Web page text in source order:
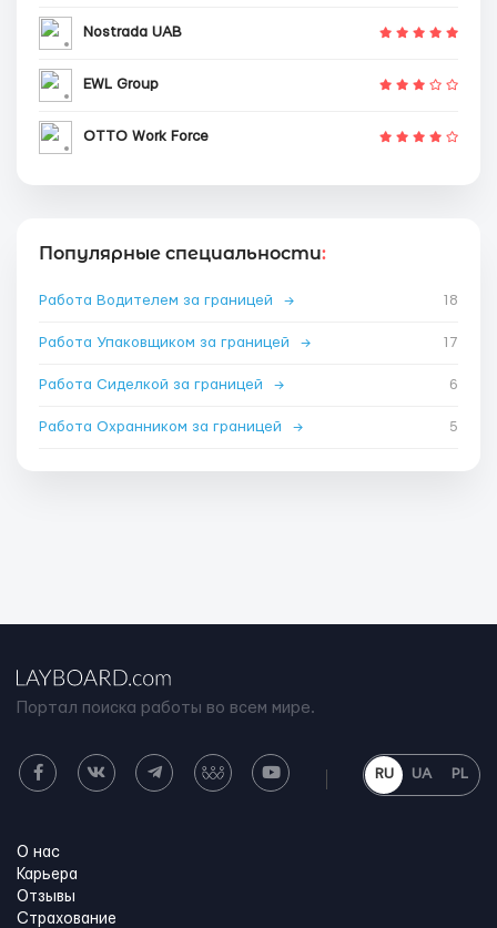
Nostrada UAB
EWL Group
OTTO Work Force
Популярные специальности:
Работа Водителем за границей → 18
Работа Упаковщиком за границей → 17
Работа Сиделкой за границей → 6
Работа Охранником за границей → 5
Портал поиска работы во всем мире.
RU UA PL
О нас
Карьера
Отзывы
Страхование